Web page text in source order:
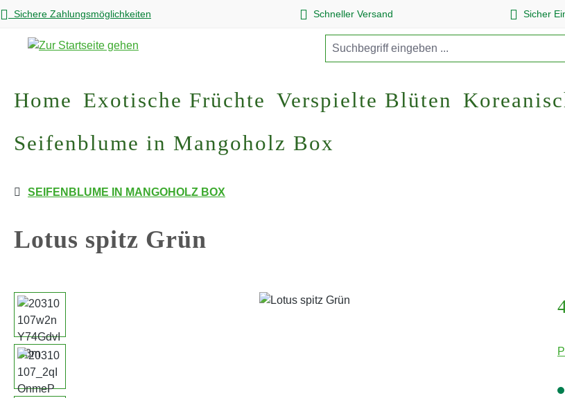
Hauptinhalt springen
Zur Suche springen
Zur Hauptnavigation springen
Sichere Zahlungsmöglichkeiten Schneller Versand Sicher
Home Exotische Früchte Verspielte Blüten
Seifenblume in Mangoholz Box
SEIFENBLUME IN MANGOHOLZ BOX
Lotus spitz Grün
Bildergalerie überspringen